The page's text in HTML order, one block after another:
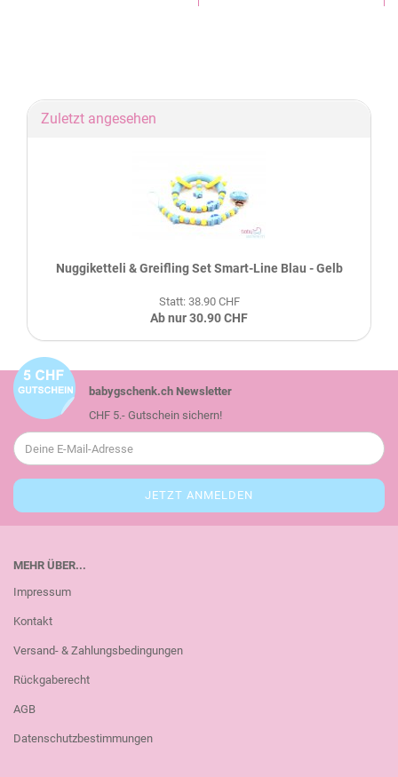
Zuletzt angesehen
Nuggiketteli & Greifling Set Smart-Line Blau - Gelb
Statt: 38.90 CHF
Ab nur 30.90 CHF
babygschenk.ch Newsletter
CHF 5.- Gutschein sichern!
MEHR ÜBER...
Impressum
Kontakt
Versand- & Zahlungsbedingungen
Rückgaberecht
AGB
Datenschutzbestimmungen